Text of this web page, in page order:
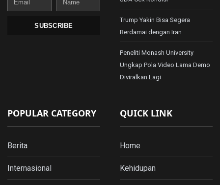
SUBSCRIBE
Trump Yakin Bisa Segera
Berdamai dengan Iran
Peneliti Monash University
Ungkap Pola Video Lama Demo
Diviralkan Lagi
POPULAR CATEGORY
Berita
Internasional
QUICK LINK
Home
Kehidupan